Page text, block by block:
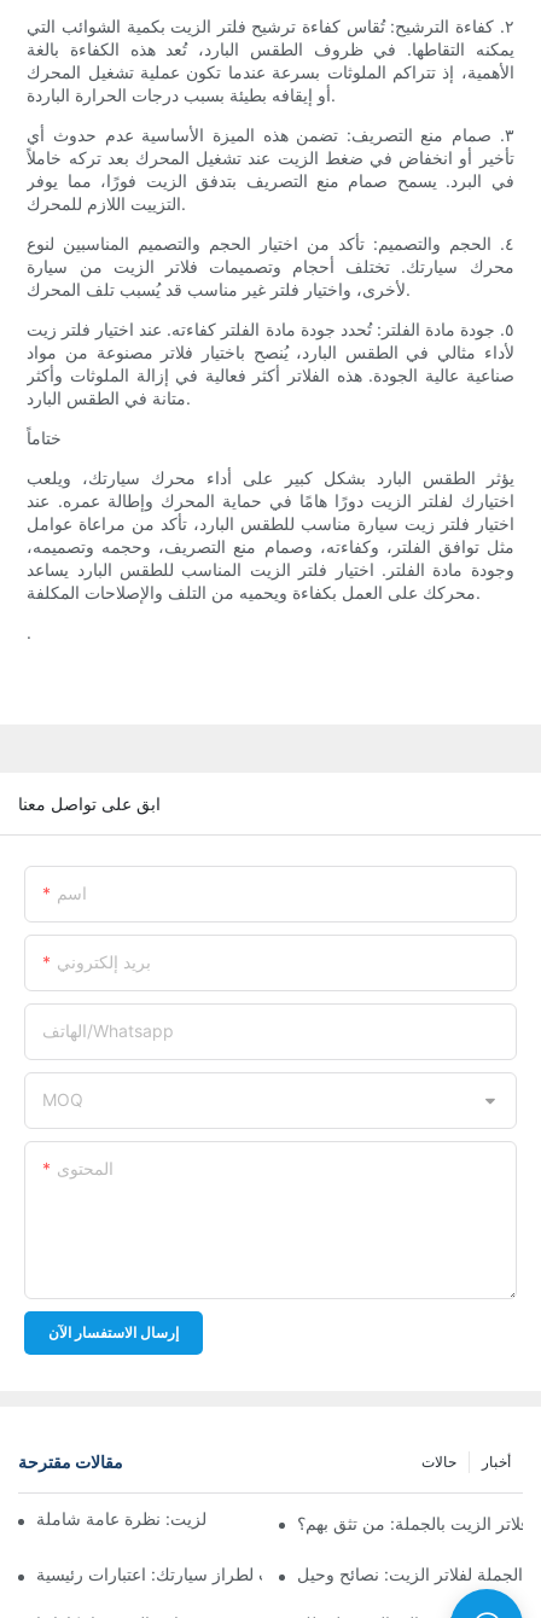
٢. كفاءة الترشيح: تُقاس كفاءة ترشيح فلتر الزيت بكمية الشوائب التي
يمكنه التقاطها. في ظروف الطقس البارد، تُعد هذه الكفاءة بالغة
الأهمية، إذ تتراكم الملوثات بسرعة عندما تكون عملية تشغيل المحرك
أو إيقافه بطيئة بسبب درجات الحرارة الباردة.
٣. صمام منع التصريف: تضمن هذه الميزة الأساسية عدم حدوث أي
تأخير أو انخفاض في ضغط الزيت عند تشغيل المحرك بعد تركه خاملاً
في البرد. يسمح صمام منع التصريف بتدفق الزيت فورًا، مما يوفر
التزييت اللازم للمحرك.
٤. الحجم والتصميم: تأكد من اختيار الحجم والتصميم المناسبين لنوع
محرك سيارتك. تختلف أحجام وتصميمات فلاتر الزيت من سيارة
لأخرى، واختيار فلتر غير مناسب قد يُسبب تلف المحرك.
٥. جودة مادة الفلتر: تُحدد جودة مادة الفلتر كفاءته. عند اختيار فلتر زيت
لأداء مثالي في الطقس البارد، يُنصح باختيار فلاتر مصنوعة من مواد
صناعية عالية الجودة. هذه الفلاتر أكثر فعالية في إزالة الملوثات وأكثر
متانة في الطقس البارد.
ختاماً
يؤثر الطقس البارد بشكل كبير على أداء محرك سيارتك، ويلعب
اختيارك لفلتر الزيت دورًا هامًا في حماية المحرك وإطالة عمره. عند
اختيار فلتر زيت سيارة مناسب للطقس البارد، تأكد من مراعاة عوامل
مثل توافق الفلتر، وكفاءته، وصمام منع التصريف، وحجمه وتصميمه،
وجودة مادة الفلتر. اختيار فلتر الزيت المناسب للطقس البارد يساعد
محركك على العمل بكفاءة ويحميه من التلف والإصلاحات المكلفة.
.
ابق على تواصل معنا
اسم
بريد إلكتروني
الهاتف/whatsapp
MOQ
المحتوى
إرسال الاستفسار الآن
مقالات مقترحة أخبار حالات
أفضل شركات تصنيع فلاتر الزيت: نظرة عامة شاملةالزيت بالجملة: من تثق بهم؟
اختيار فلتر الزيت المناسب لطراز سيارتك: اعتبارات رئيسية
الجملة لفلاتر الزيت: نصائح وحيل